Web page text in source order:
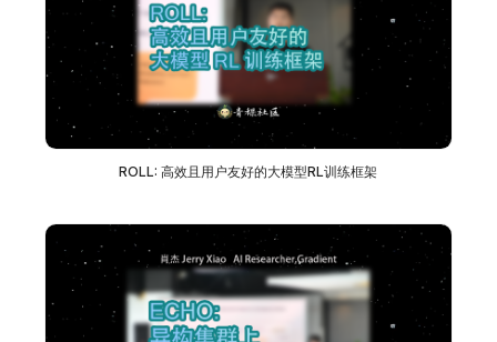
ROLL: 高效且用户友好的大模型RL训练框架